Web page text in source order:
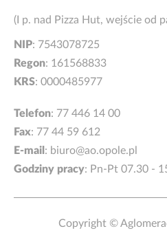
(I p. nad Pizza Hut, wejście od
NIP: 7543078725
Regon: 161568833
KRS: 0000485977
Telefon: 77 446 14 00
Fax: 77 44 59 612
E-mail : biuro@ao.opole.pl
Godziny pracy: Pn-Pt 07.30 -
Copyright ©